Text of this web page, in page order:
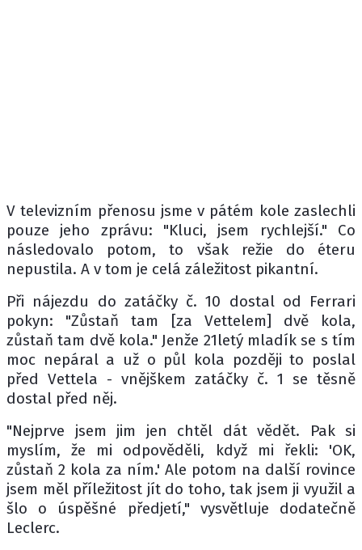
V televizním přenosu jsme v pátém kole zaslechli
pouze jeho zprávu: "Kluci, jsem rychlejší." Co
následovalo potom, to však režie do éteru
nepustila. A v tom je celá záležitost pikantní.
Při nájezdu do zatáčky č. 10 dostal od Ferrari
pokyn: "Zůstaň tam [za Vettelem] dvě kola,
zůstaň tam dvě kola." Jenže 21letý mladík se s tím
moc nepáral a už o půl kola později to poslal
před Vettela - vnějškem zatáčky č. 1 se těsně
dostal před něj.
"Nejprve jsem jim jen chtěl dát vědět. Pak si
myslím, že mi odpověděli, když mi řekli: 'OK,
zůstaň 2 kola za ním.' Ale potom na další rovince
jsem měl příležitost jít do toho, tak jsem ji využil a
šlo o úspěšné předjetí," vysvětluje dodatečně
Leclerc.